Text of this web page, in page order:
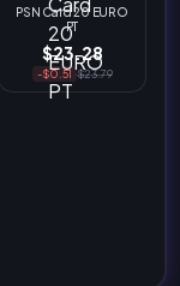
PSN Card 20 EURO
PT
$23.28
-$0.51 $23.79